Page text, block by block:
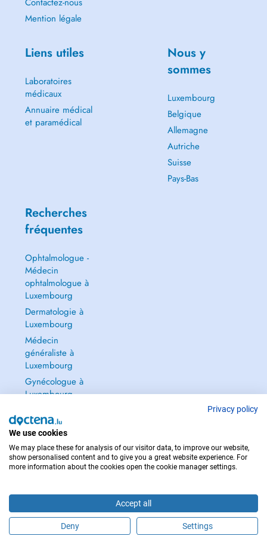
TEL : 621567074
Email :docteurspelmans@gmail.com
Prendre rendez-vous en ligne
Mention légale
Liens utiles
Laboratoires
médicaux
Annuaire médical
et paramédical
Nous y
sommes
Luxembourg
Belgique
Allemagne
Autriche
Suisse
Pays-Bas
Recherches
fréquentes
Ophtalmologue -
Médecin
ophtalmologue à
Luxembourg
Dermatologie à
Luxembourg
Médecin
généraliste à
Luxembourg
Gynécologue à
Luxembourg
POUR LES URGENCES, CONSULTEZ : 112
Privacy policy
We use cookies
We may place these for analysis of our visitor data, to improve our website,
show personalised content and to give you a great website experience. For
more information about the cookies open the cookie manager settings.
Accept all
Deny Settings